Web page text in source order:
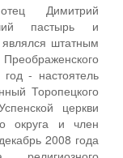
Димитрий
пастырь и
штатным
- настоятель
Торопецкого
церкви
округа и член
2008 года